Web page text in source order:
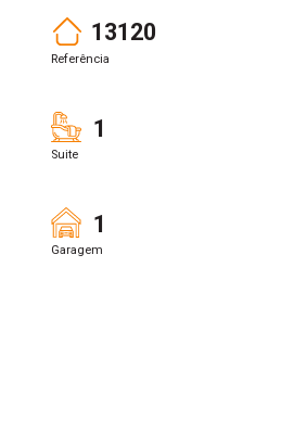
13120
Referência
1
Suite
1
Garagem